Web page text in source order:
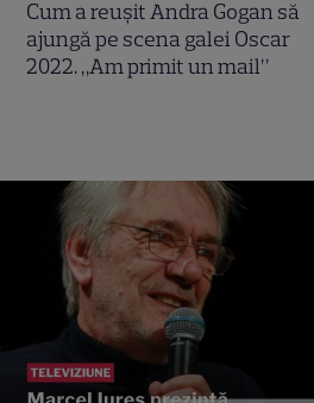
Cum a reușit Andra Gogan să
ajungă pe scena galei Oscar
2022. „Am primit un mail”